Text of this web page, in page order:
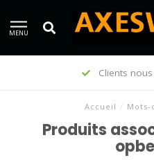
MENU
Accueil / Mots-
Produits